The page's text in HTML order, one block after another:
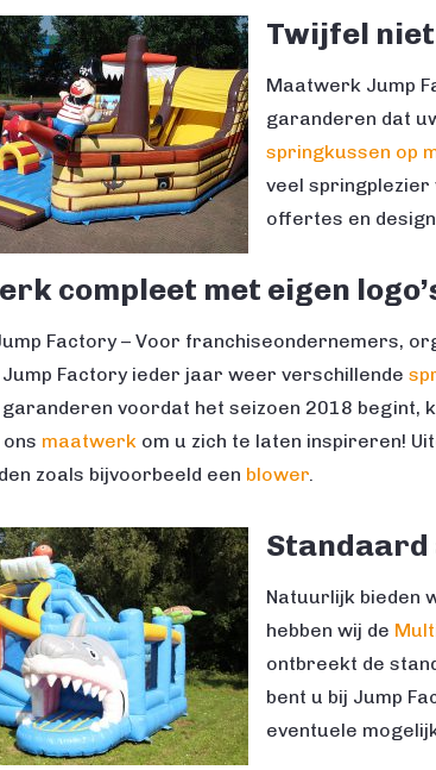
Twijfel
Maatwerk Jump
garanderen dat
springkussen op
veel springplezier
offertes en
compleet met eigen
Factory – Voor franchiseondernemers,
Factory ieder jaar weer verschillende
voordat het seizoen 2018 begint,
maatwerk om u zich te laten inspireren!
zoals bijvoorbeeld een blower.
Natuurlijk bieden
hebben wij de
ontbreekt de
bent u bij Jump
eventuele